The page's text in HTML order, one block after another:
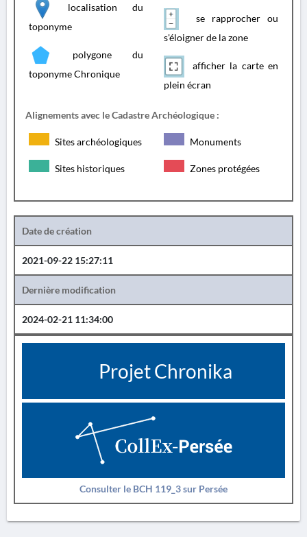
localisation du
toponyme
polygone du
toponyme Chronique
se rapprocher ou
s'éloigner de la zone
afficher la carte en
plein écran
Alignements avec le Cadastre Archéologique :
Sites archéologiques Monuments
Sites historiques Zones protégées
Date de création
2021-09-22 15:27:11
Dernière modification
2024-02-21 11:34:00
Projet Chronika
Consulter le BCH 119_3 sur Persée